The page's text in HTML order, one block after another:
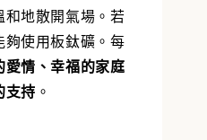
地散開氣場。若
使用板鈦礦。每
愛情、幸福的家庭
支持 。